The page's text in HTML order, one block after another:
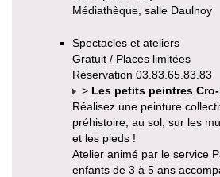
Médiathèque, salle Daulnoy
Spectacles et ateliers
Gratuit / Places limitées
Réservation 03.83.65.83.83
> Les petits peintres
Réalisez une peinture
préhistoire, au sol, sur les
et les pieds !
Atelier animé par le service
enfants de 3 à 5 ans